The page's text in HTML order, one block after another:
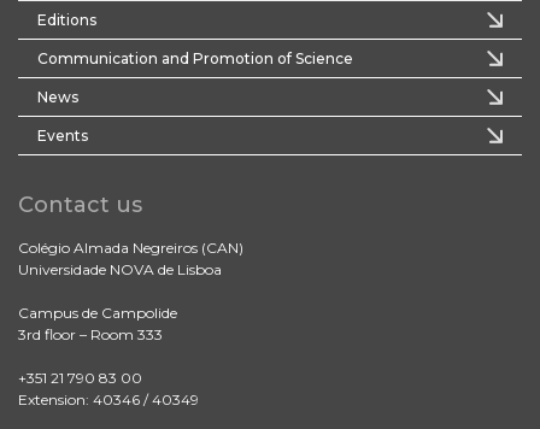
Editions
Communication and Promotion of Science
News
Events
Contact us
Colégio Almada Negreiros (CAN)
Universidade NOVA de Lisboa
Campus de Campolide
3rd floor – Room 333
+351 21 790 83 00
Extension: 40346 / 40349